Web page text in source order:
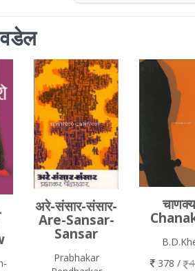
अरे-संसार-संसार-
Are-Sansar-
Sansar
Prabhakar
378 /